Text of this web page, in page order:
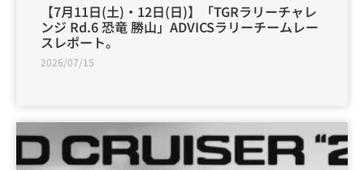
【7月11日(土)・12日(日)】「TGRラリーチャレ
ンジ Rd.6 恐竜 勝山」ADVICSラリーチームレー
スレポート。
2026/07/15